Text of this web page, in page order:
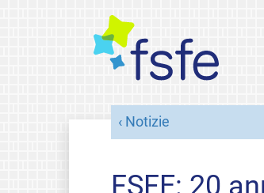
Notizie
FSFE: 20